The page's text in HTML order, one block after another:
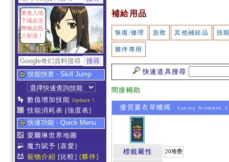
要進入地
下城必須
將物品投
入祭壇！
技能快查 - Skill Jump
數值增加技能 Update !
技能消耗表 [強度表]
快速功能 - Quick Menu
愛爾琳世界地圖
魔力賦予 [喜愛]
寵物介紹 [比較] [夥伴]
補給用品
恢復/修理 急救 其他補給品 技
夥伴專用
快速道具搜尋
間接輔助
優質薰衣草蠟燭 - Luxury Aromatic
標籤屬性 20堆疊